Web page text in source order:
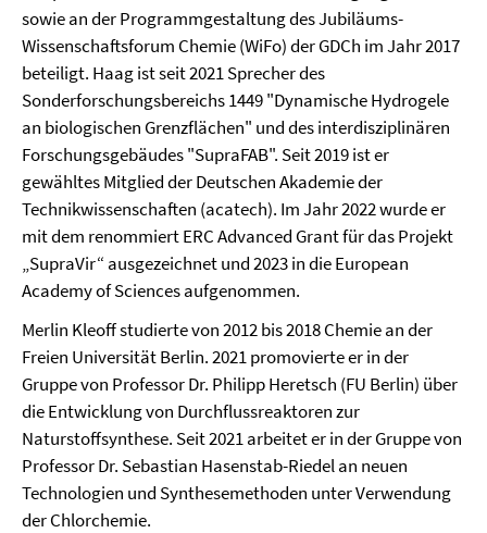
sowie an der Programmgestaltung des Jubiläums-
Wissenschaftsforum Chemie (WiFo) der GDCh im Jahr 2017
beteiligt. Haag ist seit 2021 Sprecher des
Sonderforschungsbereichs 1449 "Dynamische Hydrogele
an biologischen Grenzflächen" und des interdisziplinären
Forschungsgebäudes "SupraFAB". Seit 2019 ist er
gewähltes Mitglied der Deutschen Akademie der
Technikwissenschaften (acatech). Im Jahr 2022 wurde er
mit dem renommiert ERC Advanced Grant für das Projekt
„SupraVir“ ausgezeichnet und 2023 in die European
Academy of Sciences aufgenommen.
Merlin Kleoff studierte von 2012 bis 2018 Chemie an der
Freien Universität Berlin. 2021 promovierte er in der
Gruppe von Professor Dr. Philipp Heretsch (FU Berlin) über
die Entwicklung von Durchflussreaktoren zur
Naturstoffsynthese. Seit 2021 arbeitet er in der Gruppe von
Professor Dr. Sebastian Hasenstab-Riedel an neuen
Technologien und Synthesemethoden unter Verwendung
der Chlorchemie.